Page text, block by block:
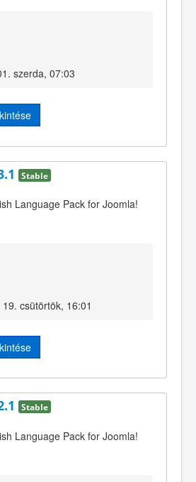
szerda, 07:03
Stable
Language Pack for Joomla!
csütörtök, 16:01
Stable
Language Pack for Joomla!